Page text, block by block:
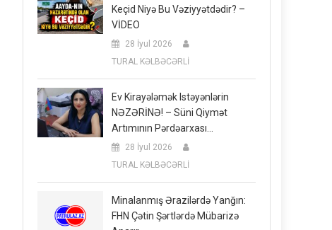
Keçid Niyə Bu Vəziyyətdədir? –
VİDEO
28 İyul 2026
TURAL KƏLBƏCƏRLİ
Ev Kirayələmək Istəyənlərin
NƏZƏRİNƏ! – Süni Qiymət
Artımının Pərdəarxası…
28 İyul 2026
TURAL KƏLBƏCƏRLİ
Minalanmış Ərazilərdə Yanğın:
FHN Çətin Şərtlərdə Mübarizə